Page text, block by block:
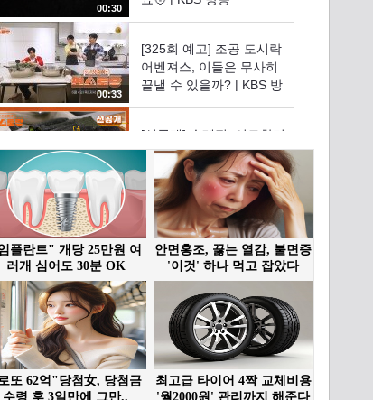
00:30
00:33
[325회 예고] 조공 도시락
어벤져스, 이들은 무사히
끝낼 수 있을까? | KBS 방
03:19
[선공개] 손태진, 이모할머
니 심수봉 위한 김밥 50인
분 선물 (태진원 형제X에녹
크로스) | KBS 방송
00:55
[326회 예고] 농촌 생활을
꿈꾸며 밀양에 내려온 배우
지승현, 김재중 집에 찾아
간 야수 추성훈?! | KBS 방
송
02:37
[선공개] ‘고거전’ 양규 장
군, ‘굿파트너’의 불륜남! 지
승현의 은밀한 일상 최／초
／공／개 | KBS 방송
[327회 예고] 장민호의 호